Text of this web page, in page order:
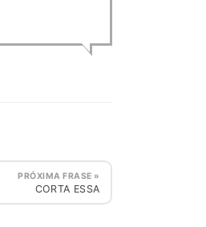
PRÓXIMA FRASE »
CORTA ESSA